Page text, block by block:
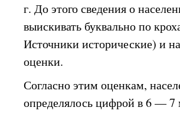
г. До этого сведения о
выискивать буквально по
Источники исторические) и
оценки.
Согласно этим оценкам,
определялось цифрой в 6 — 7